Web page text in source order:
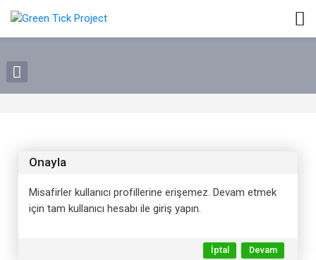
Onayla
Misafirler kullanıcı profillerine erişemez. Devam etmek
için tam kullanıcı hesabı ile giriş yapın.
İptal Devam